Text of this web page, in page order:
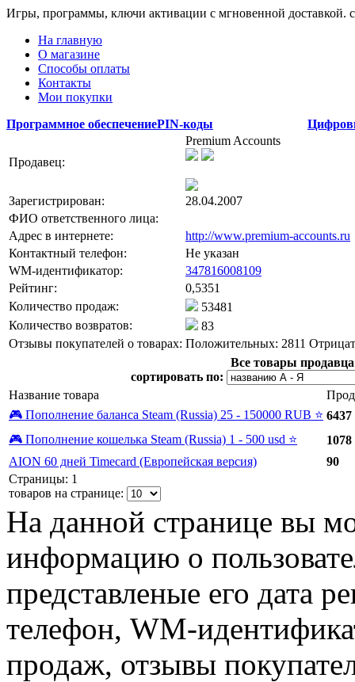
Игры, программы, ключи активации с мгновенной доставкой.
На главную
О магазине
Способы оплаты
Контакты
Мои покупки
Программное обеспечениеPIN-коды
Продавец:
Premium Accounts
Зарегистрирован:
28.04.2007
ФИО ответственного лица:
Адрес в интернете:
http://www.premium-accounts.ru
Контактный телефон:
Не указан
WM-идентификатор:
347816008109
Рейтинг:
0,5351
Количество продаж:
53481
Количество возвратов:
83
Отзывы покупателей о товарах: Положительных: 2811
Все товары
сортировать по:
Название товара
🎮 Пополнение баланса Steam (Russia) 25 - 150000 RUB ⭐️ 6437
🎮 Пополнение кошелька Steam (Russia) 1 - 500 usd ⭐️
1078
AION 60 дней Timecard (Европейская версия)
90
Страницы: 1
товаров на странице:
На данной странице вы
информацию о
представленые его дата
телефон, WM-
продаж, отзывы